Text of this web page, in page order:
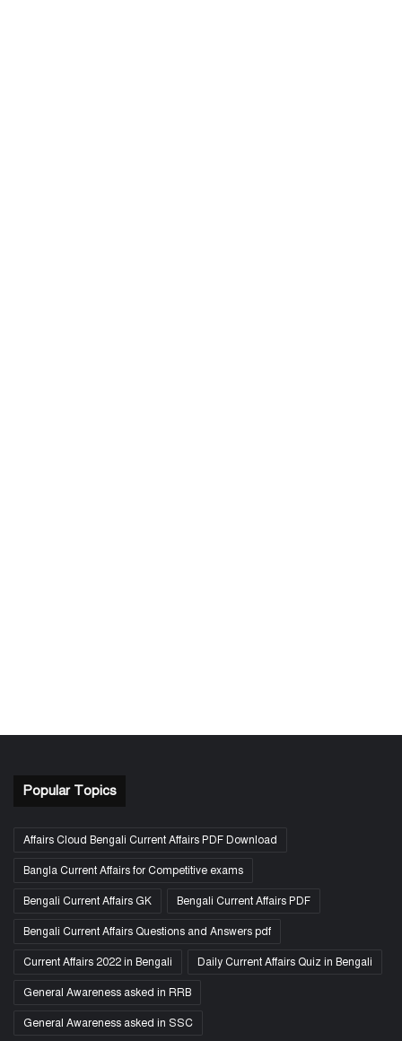
Popular Topics
Affairs Cloud Bengali Current Affairs PDF Download
Bangla Current Affairs for Competitive exams
Bengali Current Affairs GK Bengali Current Affairs PDF
Bengali Current Affairs Questions and Answers pdf
Current Affairs 2022 in Bengali Daily Current Affairs Quiz in Bengali
General Awareness asked in RRB
General Awareness asked in SSC